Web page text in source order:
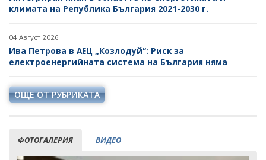
климата на Република България 2021-2030 г.
04 Август 2026
Ива Петрова в АЕЦ „Козлодуй“: Риск за
електроенергийната система на България няма
ОЩЕ ОТ РУБРИКАТА
ФОТОГАЛЕРИЯ ВИДЕО